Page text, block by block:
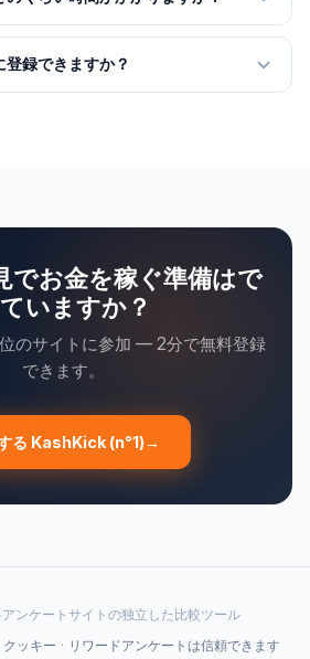
間～7営業日以内に収入を支払います。
です（24～48時間）。最小閾値はサイ
録できますか？
でお金を稼ぐ準備はで
いますか？
のサイトに参加 — 2分で無料登録
できます。
る KashKick (n°1)→
ンケートサイトの独立した比較ツール
クッキー · リワードアンケートは信頼できます